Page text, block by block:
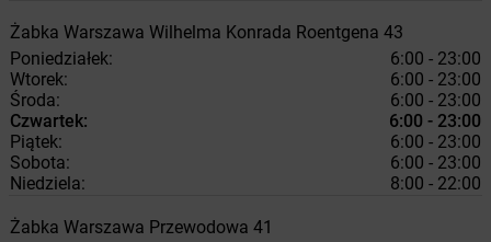
Żabka Warszawa Wilhelma Konrada Roentgena 43
Poniedziałek:
6:00 - 23:00
Wtorek:
6:00 - 23:00
Środa:
6:00 - 23:00
Czwartek:
6:00 - 23:00
Piątek:
6:00 - 23:00
Sobota:
6:00 - 23:00
Niedziela:
8:00 - 22:00
Żabka Warszawa Przewodowa 41